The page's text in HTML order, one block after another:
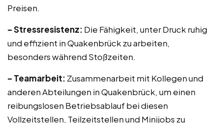
Preisen.
– Stressresistenz: Die Fähigkeit, unter Druck ruhig
und effizient in Quakenbrück zu arbeiten,
besonders während Stoßzeiten.
– Teamarbeit: Zusammenarbeit mit Kollegen und
anderen Abteilungen in Quakenbrück, um einen
reibungslosen Betriebsablauf bei diesen
Vollzeitstellen, Teilzeitstellen und Minijobs zu